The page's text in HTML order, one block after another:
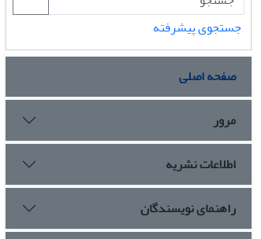
جستجوی پیشرفته
صفحه اصلی
مرور
اطلاعات نشریه
راهنمای نویسندگان